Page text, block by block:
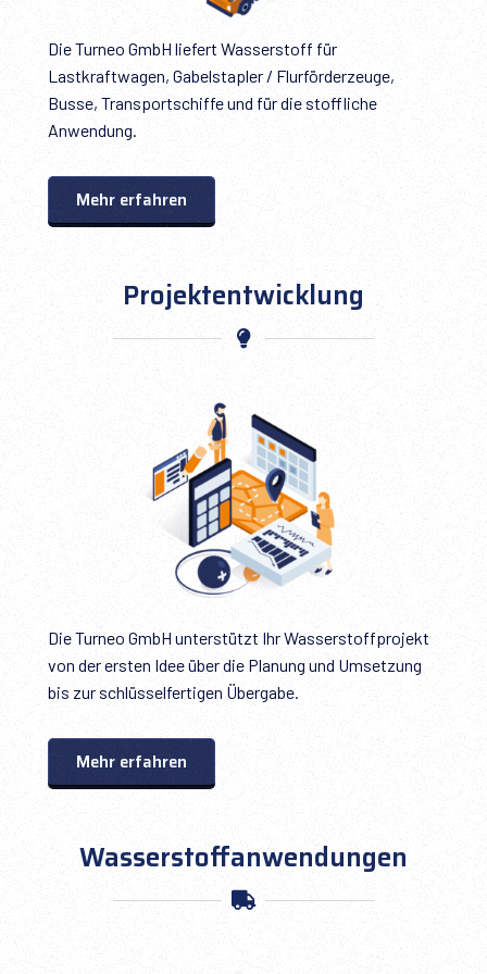
Die Turneo GmbH liefert Wasserstoff für
Lastkraftwagen, Gabelstapler / Flurförderzeuge,
Busse, Transportschiffe und für die stoffliche
Anwendung.
Mehr erfahren
Projektentwicklung
Die Turneo GmbH unterstützt Ihr Wasserstoffprojekt
von der ersten Idee über die Planung und Umsetzung
bis zur schlüsselfertigen Übergabe.
Mehr erfahren
Wasserstoffanwendungen